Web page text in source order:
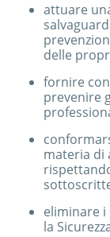
attuare
delle
fornire
prevenire
materia di
eliminare i
la